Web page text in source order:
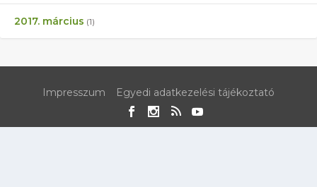
2017. március (1)
Impresszum Egyedi adatkezelési tájékoztató